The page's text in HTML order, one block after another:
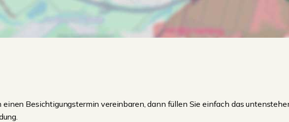
Besichtigungstermin vereinbaren, dann füllen Sie einfach das